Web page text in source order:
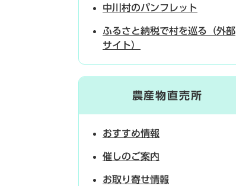
中川村のパンフレット
ふるさと納税で村を巡る（外部
サイト）
農産物直売所
おすすめ情報
催しのご案内
お取り寄せ情報